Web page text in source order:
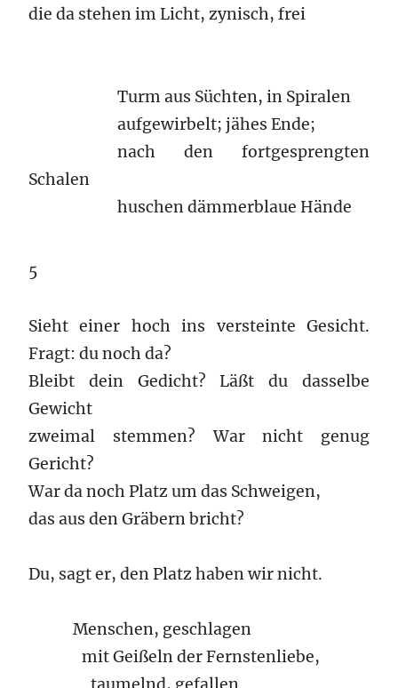
die da stehen im Licht, zynisch, frei
Turm aus Süchten, in Spiralen
aufgewirbelt; jähes Ende;
nach den fortgesprengten
Schalen
huschen dämmerblaue Hände
5
Sieht einer hoch ins versteinte Gesicht.
Fragt: du noch da?
Bleibt dein Gedicht? Läßt du dasselbe
Gewicht
zweimal stemmen? War nicht genug
Gericht?
War da noch Platz um das Schweigen,
das aus den Gräbern bricht?
Du, sagt er, den Platz haben wir nicht.
Menschen, geschlagen
mit Geißeln der Fernstenliebe,